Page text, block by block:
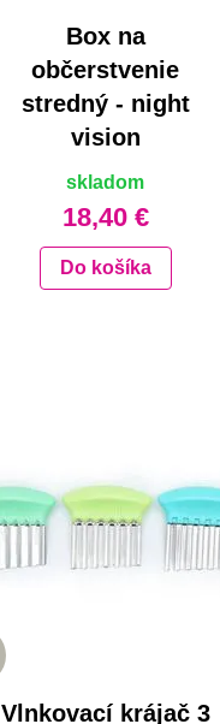
Box na
občerstvenie
stredný - night
vision
skladom
18,40 €
Do košíka
Vlnkovací krájač 3